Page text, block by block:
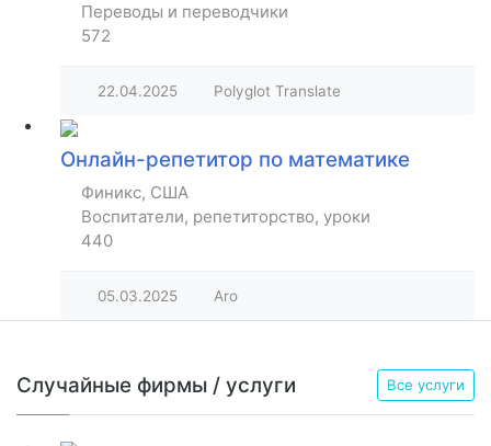
Переводы и переводчики
572
22.04.2025 Polyglot Translate
Онлайн-репетитор по математике
Финикс, США
Воспитатели, репетиторство, уроки
440
05.03.2025 Aro
Случайные фирмы / услуги Все услуги